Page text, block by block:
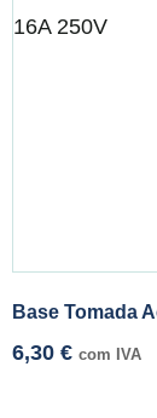
Base Tomada
6,30 € com IVA